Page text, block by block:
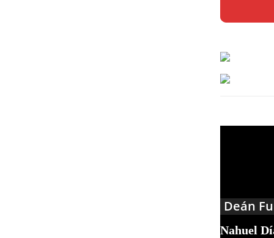
Deán
Nahuel